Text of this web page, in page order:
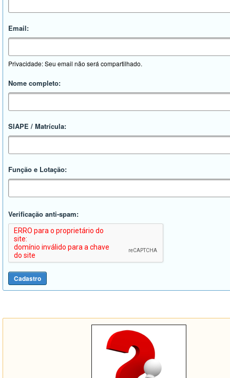
Email:
Privacidade: Seu email não será compartilhado.
Nome completo:
SIAPE / Matrícula:
Função e Lotação:
Verificação anti-spam: